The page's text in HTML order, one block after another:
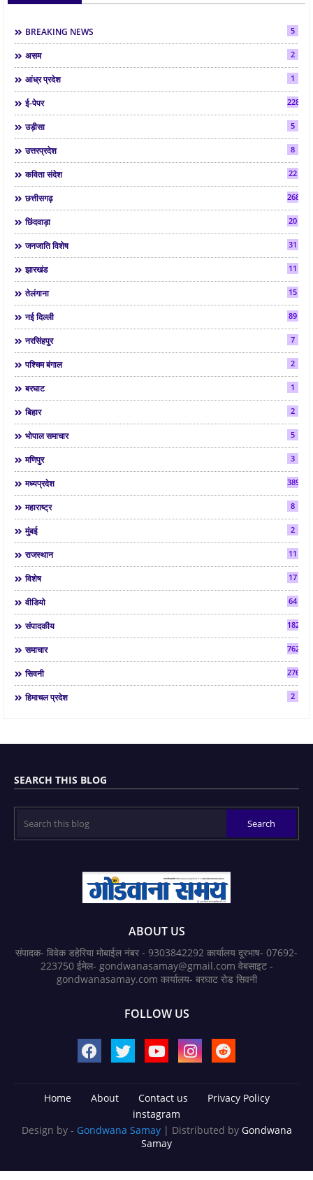
BREAKING NEWS 5
असम 2
आंध्र प्रदेश 1
ई-पेपर 2286
उड़ीसा 5
उत्तरप्रदेश 8
कविता संदेश 22
छत्तीसगढ़ 268
छिंदवाड़ा 20
जनजाति विशेष 31
झारखंड 11
तेलंगाना 15
नई दिल्ली 89
नरसिंहपुर 7
पश्चिम बंगाल 2
बरघाट 1
बिहार 2
भोपाल समाचार 5
मणिपुर 3
मध्यप्रदेश 3892
महाराष्ट्र 8
मुंबई 2
राजस्थान 11
विशेष 17
वीडियो 64
संपादकीय 182
समाचार 7624
सिवनी 2763
हिमाचल प्रदेश 2
SEARCH THIS BLOG
ABOUT US
संपादक- विवेक डहेरिया मोबाईल नंबर - 9303842292 कार्यालय दूरभाष- 07692-
223750 ईमेल- gondwanasamay@gmail.com वेबसाइट -
gondwanasamay.com कार्यालय- बरघाट रोड सिवनी
FOLLOW US
Home About Contact us
Privacy Policy
instagram
Design by - Gondwana Samay | Distributed by Gondwana
Samay